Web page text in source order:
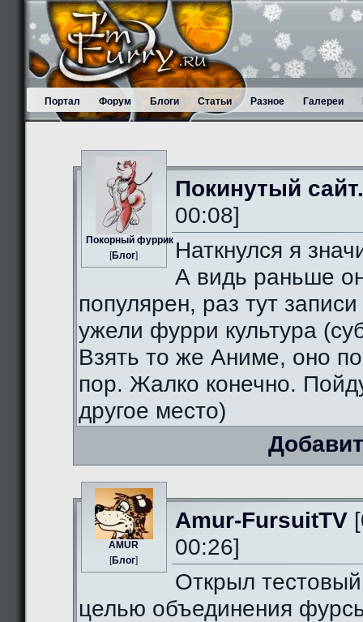
Портал Форум Блоги Статьи Разное Галереи
Пoкорный фуррик
[Блог]
Покинутый сайт.
00:08]
Наткнулся я
А видь раньше
популярен, раз тут
ужели фурри культура
Взять то же Аниме, оно
пор. Жалко конечно.
другое место)
AMUR
[Блог]
Amur-FursuitTV
00:26]
Открыл
целью объединения